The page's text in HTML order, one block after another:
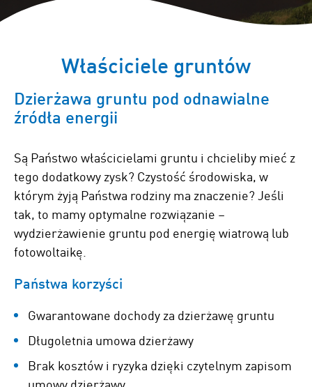
Właściciele gruntów
Dzierżawa gruntu pod odnawialne
źródła energii
Są Państwo właścicielami gruntu i chcieliby mieć z
tego dodatkowy zysk? Czystość środowiska, w
którym żyją Państwa rodziny ma znaczenie? Jeśli
tak, to mamy optymalne rozwiązanie –
wydzierżawienie gruntu pod energię wiatrową lub
fotowoltaikę.
Państwa korzyści
Gwarantowane dochody za dzierżawę gruntu
Długoletnia umowa dzierżawy
Brak kosztów i ryzyka dzięki czytelnym zapisom